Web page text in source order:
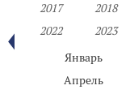
2017 2018
2022
2023
Январь
Апрель